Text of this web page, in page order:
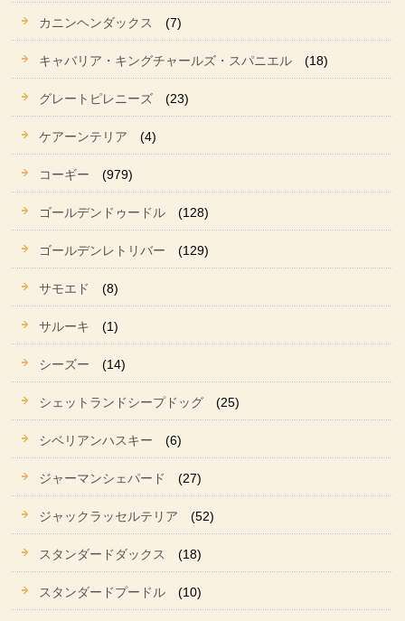
カニンヘンダックス (7)
キャバリア・キングチャールズ・スパニエル (18)
グレートピレニーズ (23)
ケアーンテリア (4)
コーギー (979)
ゴールデンドゥードル (128)
ゴールデンレトリバー (129)
サモエド (8)
サルーキ (1)
シーズー (14)
シェットランドシープドッグ (25)
シベリアンハスキー (6)
ジャーマンシェパード (27)
ジャックラッセルテリア (52)
スタンダードダックス (18)
スタンダードプードル (10)